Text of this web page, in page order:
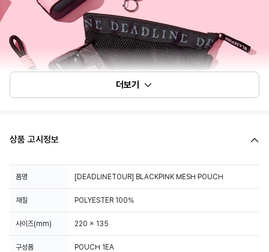
더보기
상품 고시정보
품명 [DEADLINETOUR] BLACKPINK MESH POUCH
재질 POLYESTER 100%
사이즈(mm) 220 x 135
구성품 POUCH 1EA